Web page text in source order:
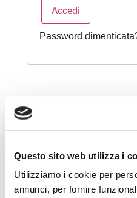
Questo sito web utilizza i
Utilizziamo i cookie per
annunci, per fornire
Accedi
Password